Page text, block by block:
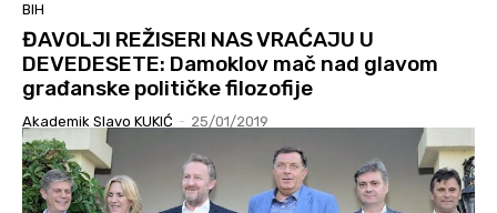
BIH
ĐAVOLJI REŽISERI NAS VRAĆAJU U
DEVEDESETE: Damoklov mač nad glavom
građanske političke filozofije
Akademik Slavo KUKIĆ - 25/01/2019